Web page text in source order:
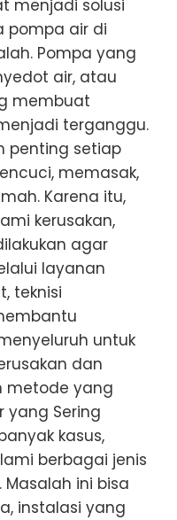
menjadi solusi
pompa air di
Pompa yang
air, atau
membuat
terganggu.
penting setiap
memasak,
Karena itu,
kerusakan,
agar
layanan
teknisi
untuk
dan
metode yang
yang Sering
kasus,
berbagai jenis
ini bisa
instalasi yang